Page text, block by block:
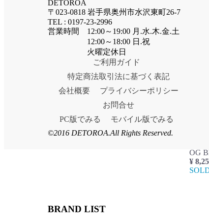
OG
¥
BRAND LIST
DETOROA
〒023-0818 岩手県奥州市水沢東町26-7
TEL : 0197-23-2996
営業時間 12:00～19:00 月.水.木.金.土
12:00～18:00 日.祝
火曜定休日
ご利用ガイド
特定商法取引法に基づく表記
会社概要
プライバシーポリシー
お問合せ
PC版でみる
モバイル版でみる
©2016 DETOROA.All Rights Reserved.